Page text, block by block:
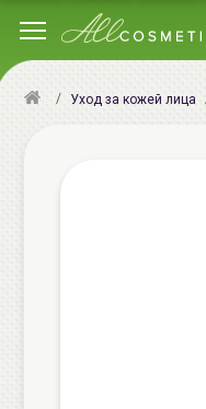
Уход за кожей лица